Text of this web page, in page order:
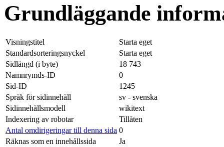
Grundläggande
Visningstitel
Starta eget
Standardsorteringsnyckel
Starta eget
Sidlängd (i byte)
18 743
Namnrymds-ID
0
Sid-ID
1245
Språk för sidinnehåll
sv - svenska
Sidinnehållsmodell
wikitext
Indexering av robotar
Tillåten
Antal omdirigeringar till denna sida 0
Räknas som en innehållssida
Ja